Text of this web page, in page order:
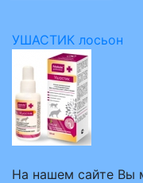
УШАСТИК лосьон
На нашем сайте Вы